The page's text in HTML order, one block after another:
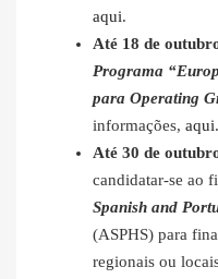
aqui.
Até 18 de
Programa
para Operating
informações, aqui.
Até 30 de
candidatar-se ao
Spanish and
(ASPHS) para
regionais ou